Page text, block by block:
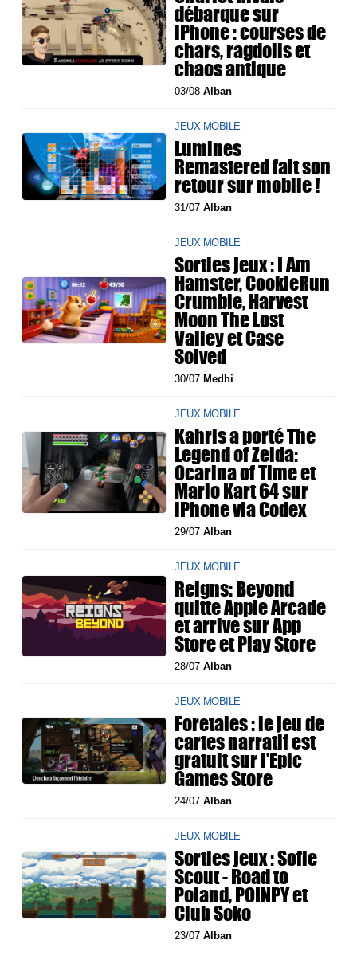
débarque sur
iPhone : courses de
chars, ragdolls et
chaos antique
03/08Alban
JEUX MOBILE
Lumines
Remastered fait son
retour sur mobile !
31/07Alban
JEUX MOBILE
Sorties jeux : I Am
Hamster, CookieRun
Crumble, Harvest
Moon The Lost
Valley et Case
Solved
30/07Medhi
JEUX MOBILE
Kahris a porté The
Legend of Zelda:
Ocarina of Time et
Mario Kart 64 sur
iPhone via Codex
29/07Alban
JEUX MOBILE
Reigns: Beyond
quitte Apple Arcade
et arrive sur App
Store et Play Store
28/07Alban
JEUX MOBILE
Foretales : le jeu de
cartes narratif est
gratuit sur l’Epic
Games Store
24/07Alban
JEUX MOBILE
Sorties jeux : Sofie
Scout - Road to
Poland, POINPY et
Club Soko
23/07Alban